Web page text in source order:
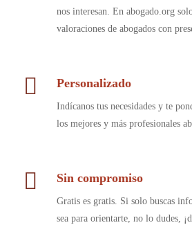
nos interesan. En abogado.org
valoraciones de abogados con
Personalizado
Indícanos tus necesidades y te
los mejores y más profesionales
Sin compromiso
Gratis es gratis. Si solo buscas
sea para orientarte, no lo dudes,